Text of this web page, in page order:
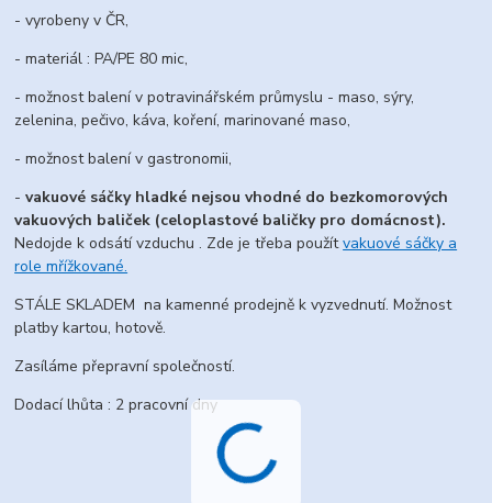
- vyrobeny v ČR,
- materiál : PA/PE 80 mic,
- možnost balení v potravinářském průmyslu - maso, sýry,
zelenina, pečivo, káva, koření, marinované maso,
- možnost balení v gastronomii,
-vakuové sáčky hladké nejsou vhodné do bezkomorových
vakuových baliček (celoplastové baličky pro domácnost).
Nedojde k odsátí vzduchu . Zde je třeba použítvakuové sáčky a
role mřížkované.
STÁLE SKLADEM na kamenné prodejně k vyzvednutí. Možnost
platby kartou, hotově.
Zasíláme přepravní společností.
Dodací lhůta : 2 pracovní dny